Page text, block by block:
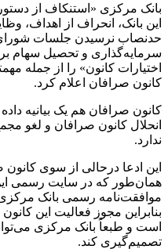
بانک مرکزی «استنکاف از
این بانک، انحراف از اهداف،
حدنصاب نرسیدن جلسات
سرمایه‌گذاری و تحصیل سهام
اختیارات کانون» را از جمله
کانون صرافان اعلام کرد.
کانون صرافان هم یک بیانیه
انحلال کانون صرافان و لغو
ندارد.
این ادعا درحالی از سوی
همان‌طور که در سایت رسمی
موافقت‌نامه رسمی بانک
بنابراین مجوز فعالیت این
است و طبعاً بانک مرکزی
تصمیم‌گیری کند.